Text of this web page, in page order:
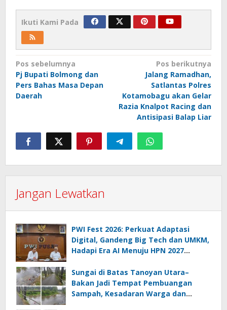
Ikuti Kami Pada
Navigasi
pos
Pos sebelumnya
Pj Bupati Bolmong dan
Pers Bahas Masa Depan
Daerah
Pos berikutnya
Jalang Ramadhan,
Satlantas Polres
Kotamobagu akan Gelar
Razia Knalpot Racing dan
Antisipasi Balap Liar
Jangan Lewatkan
PWI Fest 2026: Perkuat Adaptasi
Digital, Gandeng Big Tech dan UMKM,
Hadapi Era AI Menuju HPN 2027
Sungai di Batas Tanoyan Utara–
Bakan Jadi Tempat Pembuangan
Sampah, Kesadaran Warga dan